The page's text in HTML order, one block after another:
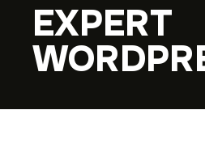
EXPERT